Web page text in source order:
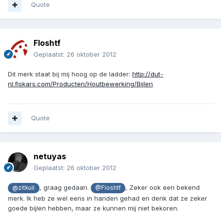
Quote
Floshtf
Geplaatst: 26 oktober 2012
Dit merk staat bij mij hoog op de ladder: http://dut-
nl.fiskars.com/Producten/Houtbewerking/Bijlen
Quote
netuyas
Geplaatst: 26 oktober 2012
@zitkuil , graag gedaan. @Floshtf
, Zeker ook een bekend
merk. Ik heb ze wel eens in handen gehad en denk dat ze zeker
goede bijlen hebben, maar ze kunnen mij niet bekoren.